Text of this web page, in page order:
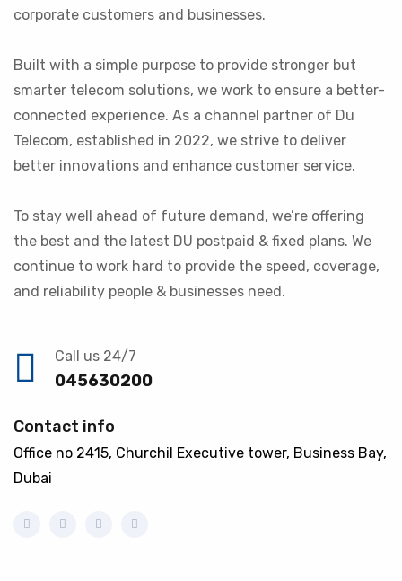
corporate customers and businesses.
Built with a simple purpose to provide stronger but
smarter telecom solutions, we work to ensure a better-
connected experience. As a channel partner of Du
Telecom, established in 2022, we strive to deliver
better innovations and enhance customer service.
To stay well ahead of future demand, we’re offering
the best and the latest DU postpaid & fixed plans. We
continue to work hard to provide the speed, coverage,
and reliability people & businesses need.
Call us 24/7
045630200
Contact info
Office no 2415, Churchil Executive tower, Business Bay,
Dubai